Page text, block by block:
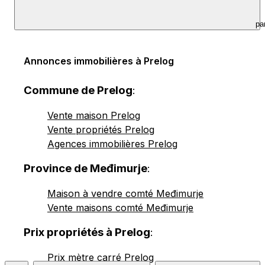
Annonces immobilières à Prelog
Commune de Prelog:
Vente maison Prelog
Vente propriétés Prelog
Agences immobilières Prelog
Province de Međimurje:
Maison à vendre comté Međimurje
Vente maisons comté Međimurje
Prix propriétés à Prelog:
Prix mètre carré Prelog